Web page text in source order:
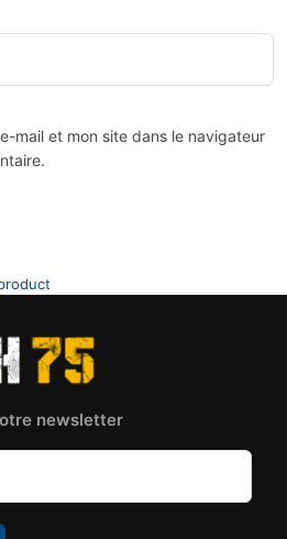
mail et mon site dans le navigateur
newsletter